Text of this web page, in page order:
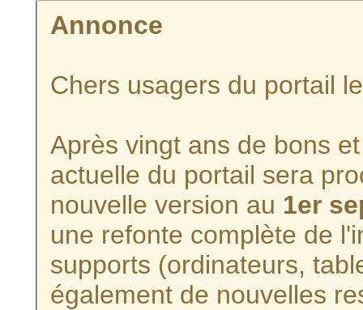
Annonce
Chers usagers du portail
Après vingt ans de bons
actuelle du portail sera
nouvelle version au 1er
une refonte complète de
supports (ordinateurs,
également de nouvelles